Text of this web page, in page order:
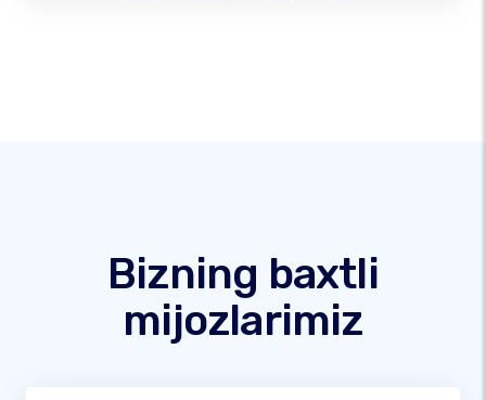
Bizning baxtli
mijozlarimiz